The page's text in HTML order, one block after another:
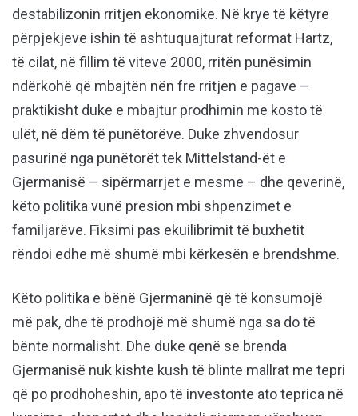
destabilizonin rritjen ekonomike. Në krye të këtyre
përpjekjeve ishin të ashtuquajturat reformat Hartz,
të cilat, në fillim të viteve 2000, rritën punësimin
ndërkohë që mbajtën nën fre rritjen e pagave –
praktikisht duke e mbajtur prodhimin me kosto të
ulët, në dëm të punëtorëve. Duke zhvendosur
pasurinë nga punëtorët tek Mittelstand-ët e
Gjermanisë – sipërmarrjet e mesme – dhe qeverinë,
këto politika vunë presion mbi shpenzimet e
familjarëve. Fiksimi pas ekuilibrimit të buxhetit
rëndoi edhe më shumë mbi kërkesën e brendshme.
Këto politika e bënë Gjermaninë që të konsumojë
më pak, dhe të prodhojë më shumë nga sa do të
bënte normalisht. Dhe duke qenë se brenda
Gjermanisë nuk kishte kush të blinte mallrat me tepri
që po prodhoheshin, apo të investonte ato teprica në